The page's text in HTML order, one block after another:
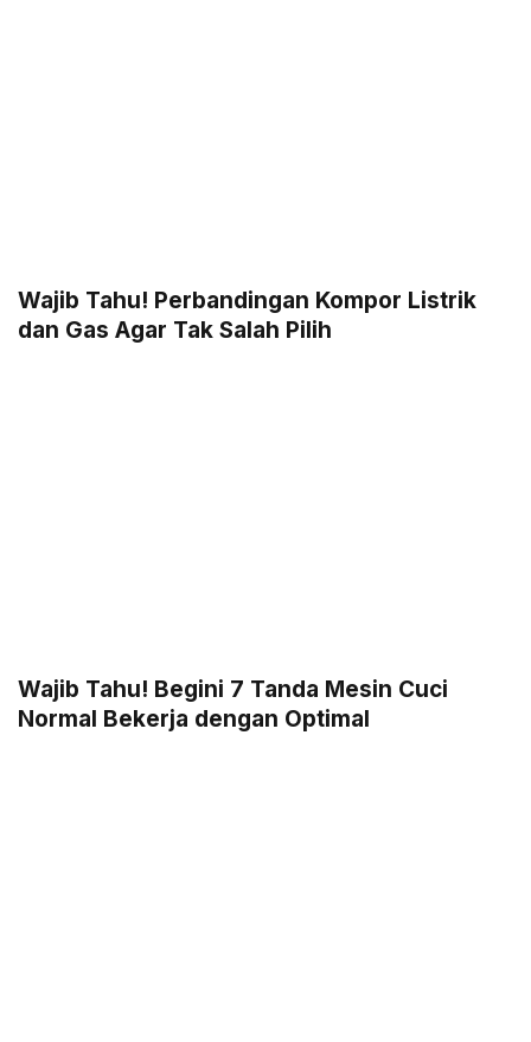
Wajib Tahu! Perbandingan Kompor Listrik
dan Gas Agar Tak Salah Pilih
Wajib Tahu! Begini 7 Tanda Mesin Cuci
Normal Bekerja dengan Optimal